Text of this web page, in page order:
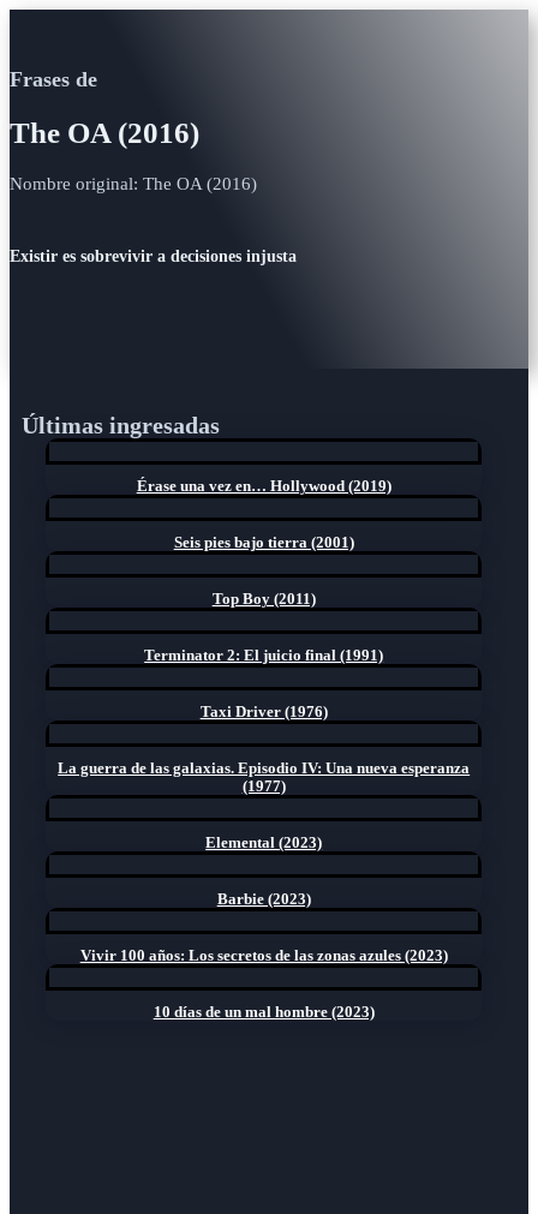
Frases de
The OA (2016)
Nombre original: The OA (2016)
Existir es sobrevivir a decisiones injusta
Últimas ingresadas
Érase una vez en… Hollywood (2019)
Seis pies bajo tierra (2001)
Top Boy (2011)
Terminator 2: El juicio final (1991)
Taxi Driver (1976)
La guerra de las galaxias. Episodio IV: Una nueva esperanza
(1977)
Elemental (2023)
Barbie (2023)
Vivir 100 años: Los secretos de las zonas azules (2023)
10 días de un mal hombre (2023)